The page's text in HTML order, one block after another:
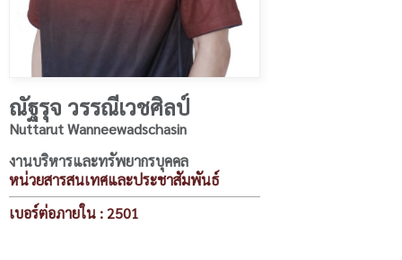
ณัฐรุจ วรรณีเวชศิลป์
Nuttarut Wanneewadschasin
งานบริหารและทรัพยากรบุคคล
หน่วยสารสนเทศและประชาสัมพันธ์
เบอร์ต่อภายใน : 2501